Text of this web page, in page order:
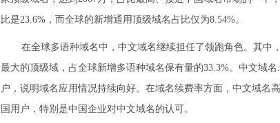
比是23.6%，而全球的新增通用顶级域名占比仅为8.54%。
在全球多语种域名中，中文域名继续担任了领跑角色。其中
最大的顶级域，占全球新增多语种域名保有量的33.3%。中文域
户，说明域名应用情况持续向好。在域名续费率方面，中文域名
国用户，特别是中国企业对中文域名的认可。